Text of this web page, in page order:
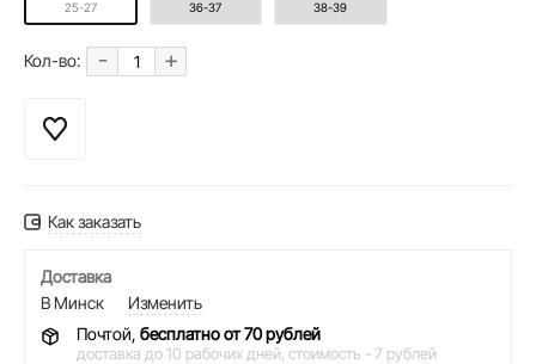
25-27 36-37 38-39
Кол-во: - +
Как заказать
Доставка
В Минск
Изменить
Почтой, бесплатно от 70 рублей
доставка до 10 рабочих дней, стоимость - 7 рублей